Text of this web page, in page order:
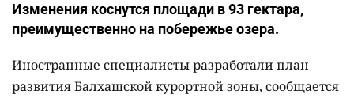
Изменения коснутся площади в 93 гектара,
преимущественно на побережье озера.
Иностранные специалисты разработали план
развития Балхашской курортной зоны, сообщается